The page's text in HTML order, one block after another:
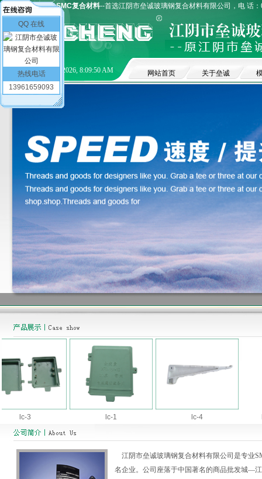
QQ 在线
热线电话
13961659093
玻璃钢模压模具 SMC复合材料--首选江阴市垒诚玻璃钢复合材料有限公司，电 话
8/8/2026, 8:09:51 AM 网站首页 关于垒诚
江阴市垒诚玻璃钢复合材料有限公司是专业
名企业。公司座落于中国著名的商品批发城—